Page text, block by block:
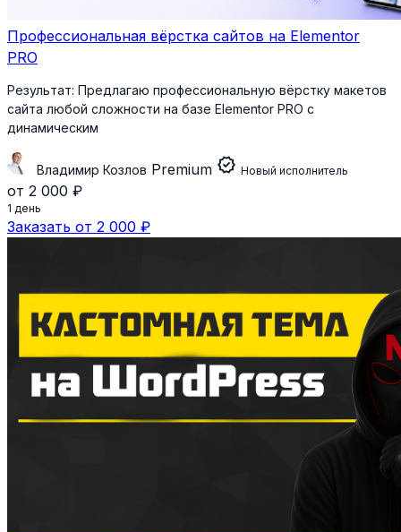
Профессиональная вёрстка сайтов на Elementor
PRO
Результат: Предлагаю профессиональную вёрстку макетов
сайта любой сложности на базе Elementor PRO с
динамическим
Владимир Козлов Premium verified Новый исполнитель
от 2 000 ₽
1 день
Заказать от 2 000 ₽